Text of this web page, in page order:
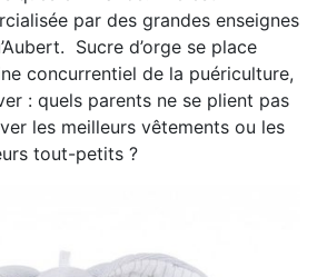
par des grandes enseignes
Sucre d’orge se place
concurrentiel de la puériculture,
: quels parents ne se plient pas
les meilleurs vêtements ou les
tout-petits ?